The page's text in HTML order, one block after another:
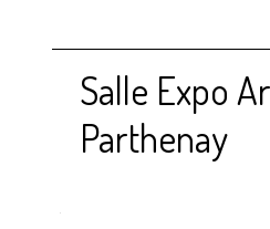
Salle Expo
Parthenay